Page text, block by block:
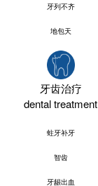
牙列不齐
地包天
牙齿治疗
dental treatment
蛀牙补牙
智齿
牙龈出血